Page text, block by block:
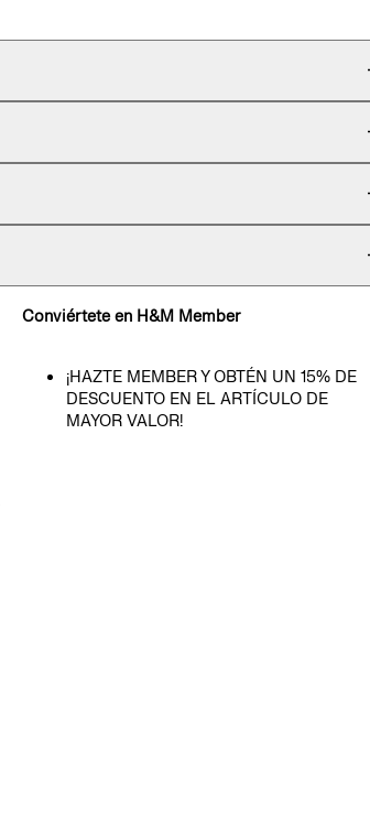
Conviértete en H&M Member
¡HAZTE MEMBER Y OBTÉN UN 15% DE
DESCUENTO EN EL ARTÍCULO DE
MAYOR VALOR!